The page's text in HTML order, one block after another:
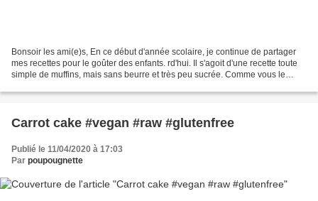
Bonsoir les ami(e)s, En ce début d'année scolaire, je continue de partager
mes recettes pour le goûter des enfants. rd'hui. Il s'agoit d'une recette toute
simple de muffins, mais sans beurre et très peu sucrée. Comme vous le
Carrot cake #vegan #raw #glutenfree
Publié le 11/04/2020 à 17:03
Par poupougnette